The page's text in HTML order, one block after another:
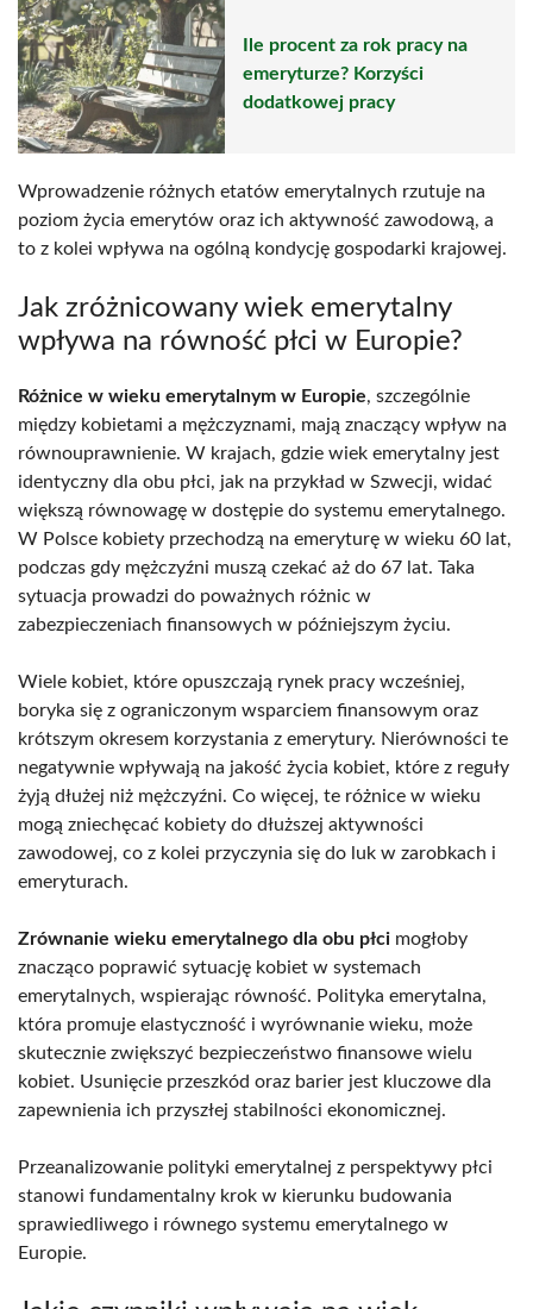
Ile procent za rok pracy na
emeryturze? Korzyści
dodatkowej pracy
Wprowadzenie różnych etatów emerytalnych rzutuje na
poziom życia emerytów oraz ich aktywność zawodową, a
to z kolei wpływa na ogólną kondycję gospodarki krajowej.
Jak zróżnicowany wiek emerytalny
wpływa na równość płci w Europie?
Różnice w wieku emerytalnym w Europie, szczególnie
między kobietami a mężczyznami, mają znaczący wpływ na
równouprawnienie. W krajach, gdzie wiek emerytalny jest
identyczny dla obu płci, jak na przykład w Szwecji, widać
większą równowagę w dostępie do systemu emerytalnego.
W Polsce kobiety przechodzą na emeryturę w wieku 60 lat,
podczas gdy mężczyźni muszą czekać aż do 67 lat. Taka
sytuacja prowadzi do poważnych różnic w
zabezpieczeniach finansowych w późniejszym życiu.
Wiele kobiet, które opuszczają rynek pracy wcześniej,
boryka się z ograniczonym wsparciem finansowym oraz
krótszym okresem korzystania z emerytury. Nierówności te
negatywnie wpływają na jakość życia kobiet, które z reguły
żyją dłużej niż mężczyźni. Co więcej, te różnice w wieku
mogą zniechęcać kobiety do dłuższej aktywności
zawodowej, co z kolei przyczynia się do luk w zarobkach i
emeryturach.
Zrównanie wieku emerytalnego dla obu płci mogłoby
znacząco poprawić sytuację kobiet w systemach
emerytalnych, wspierając równość. Polityka emerytalna,
która promuje elastyczność i wyrównanie wieku, może
skutecznie zwiększyć bezpieczeństwo finansowe wielu
kobiet. Usunięcie przeszkód oraz barier jest kluczowe dla
zapewnienia ich przyszłej stabilności ekonomicznej.
Przeanalizowanie polityki emerytalnej z perspektywy płci
stanowi fundamentalny krok w kierunku budowania
sprawiedliwego i równego systemu emerytalnego w
Europie.